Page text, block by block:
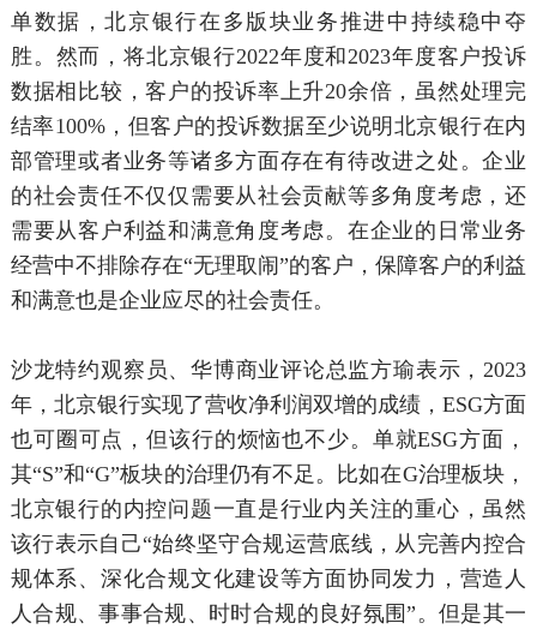
单数据，北京银行在多版块业务推进中持续稳中夺
胜。然而，将北京银行2022年度和2023年度客户投诉
数据相比较，客户的投诉率上升20余倍，虽然处理完
结率100%，但客户的投诉数据至少说明北京银行在内
部管理或者业务等诸多方面存在有待改进之处。企业
的社会责任不仅仅需要从社会贡献等多角度考虑，还
需要从客户利益和满意角度考虑。在企业的日常业务
经营中不排除存在“无理取闹”的客户，保障客户的利益
和满意也是企业应尽的社会责任。
沙龙特约观察员、华博商业评论总监方瑜表示，2023
年，北京银行实现了营收净利润双增的成绩，ESG方面
也可圈可点，但该行的烦恼也不少。单就ESG方面，
其“S”和“G”板块的治理仍有不足。比如在G治理板块，
北京银行的内控问题一直是行业内关注的重心，虽然
该行表示自己“始终坚守合规运营底线，从完善内控合
规体系、深化合规文化建设等方面协同发力，营造人
人合规、事事合规、时时合规的良好氛围”。但是其一